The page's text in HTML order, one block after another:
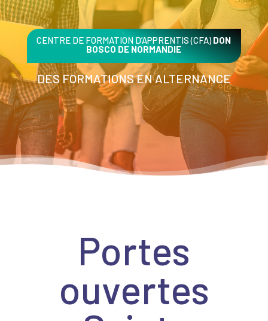
CENTRE DE FORMATION D’APPRENTIS (CFA)DON
BOSCO DE NORMANDIE
DES FORMATIONS EN ALTERNANCE
Portes
ouvertes